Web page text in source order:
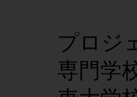
プロジ
専門学